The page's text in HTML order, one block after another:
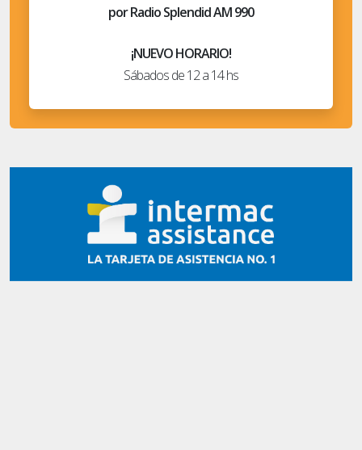
por Radio Splendid AM 990
¡NUEVO HORARIO!
Sábados de 12 a 14 hs